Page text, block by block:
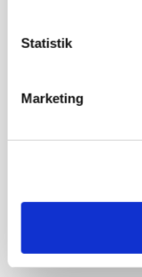
Statistik
Marketing
»Nu stopper I«:
protestgruppe